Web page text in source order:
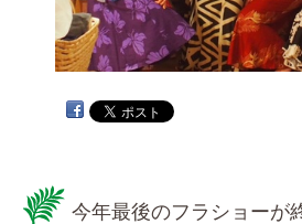
今年最後のフラショーが